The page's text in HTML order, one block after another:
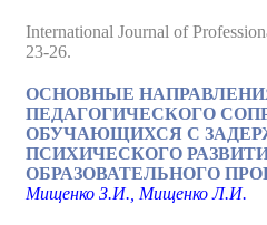
International Journal of
23-26.
ОСНОВНЫЕ
ПЕДАГОГИЧЕСКОГО
ОБУЧАЮЩИХСЯ С
ПСИХИЧЕСКОГО
ОБРАЗОВАТЕЛЬНОГО
Мищенко З.И., Мищенко Л.И.